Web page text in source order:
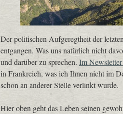
Der politischen Aufgeregtheit der
entgangen, Was uns natürlich nicht
und darüber zu sprechen. Im
in Frankreich, was ich Ihnen nicht im
schon an anderer Stelle verlinkt wurde.
Hier oben geht das Leben seinen